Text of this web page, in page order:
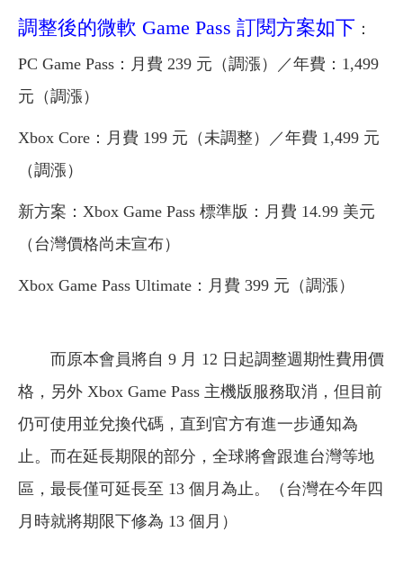
調整後的微軟 Game Pass 訂閱方案如下 ：
PC Game Pass：月費 239 元（調漲）／年費：1,499
元（調漲）
Xbox Core：月費 199 元（未調整）／年費 1,499 元
（調漲）
新方案：Xbox Game Pass 標準版：月費 14.99 美元
（台灣價格尚未宣布）
Xbox Game Pass Ultimate：月費 399 元（調漲）
而原本會員將自 9 月 12 日起調整週期性費用價
格，另外 Xbox Game Pass 主機版服務取消，但目前
仍可使用並兌換代碼，直到官方有進一步通知為
止。而在延長期限的部分，全球將會跟進台灣等地
區，最長僅可延長至 13 個月為止。（台灣在今年四
月時就將期限下修為 13 個月）